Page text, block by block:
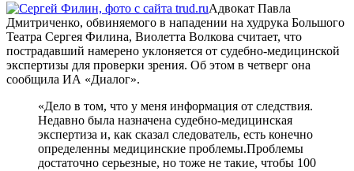
Адвокат Павла
Дмитриченко, обвиняемого в нападении на худрука Большого
Театра Сергея Филина, Виолетта Волкова считает, что
пострадавший намерено уклоняется от судебно-медицинской
экспертизы для проверки зрения. Об этом в четверг она
сообщила ИА «Диалог».
«Дело в том, что у меня информация от следствия.
Недавно была назначена судебно-медицинская
экспертиза и, как сказал следователь, есть конечно
определенны медицинские проблемы.Проблемы
достаточно серьезные, но тоже не такие, чтобы 100